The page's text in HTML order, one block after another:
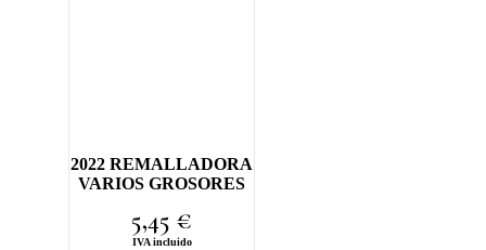
2022 REMALLADORA
VARIOS GROSORES
5,45 €
IVA incluido